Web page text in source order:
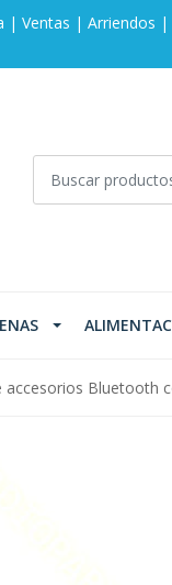
| Ventas | Arriendos |
accesorios Bluetooth